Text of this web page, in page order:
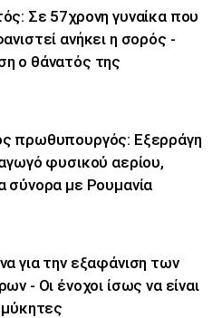
Σε 57χρονη γυναίκα που
ανήκει η σορός -
ο θάνατός της
πρωθυπουργός: Εξερράγη
φυσικού αερίου,
σύνορα με Ρουμανία
για την εξαφάνιση των
- Οι ένοχοι ίσως να είναι
μύκητες